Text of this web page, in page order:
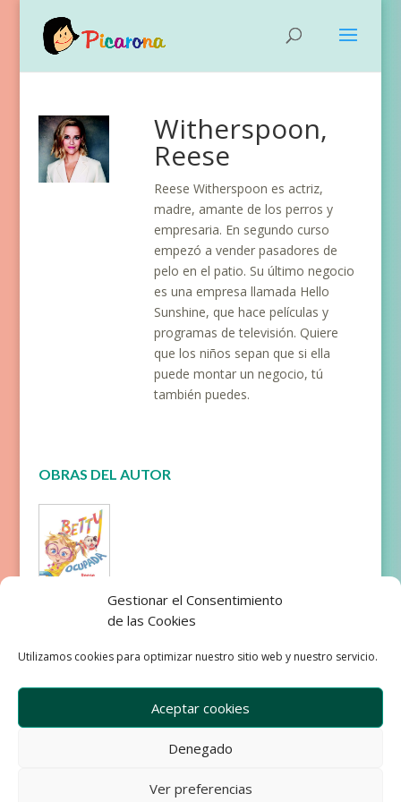
Gestionar el Consentimiento
de las Cookies
Utilizamos cookies para optimizar nuestro sitio web y nuestro servicio.
Aceptar cookies
Denegado
Ver preferencias
Witherspoon,
Reese
Reese Witherspoon es actriz,
madre, amante de los perros y
empresaria. En segundo curso
empezó a vender pasadores de
pelo en el patio. Su último negocio
es una empresa llamada Hello
Sunshine, que hace películas y
programas de televisión. Quiere
que los niños sepan que si ella
puede montar un negocio, tú
también puedes.
OBRAS DEL AUTOR
Aviso Legal
Condiciones de Venta